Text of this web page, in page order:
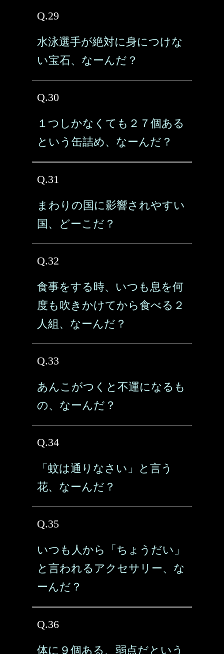
Q.29
水泳選手が絶対に身につけな
い宝石、なーんだ？
Q.30
１つしかなくても２７個ある
という缶詰め、なーんだ？
Q.31
まわりの国に影響されやすい
国、どーこだ？
Q.32
食事をする時、いつも息を何
度も吹きかけてから食べる２
人組、なーんだ？
Q.33
あんこがつくと不運になるも
の、なーんだ？
Q.34
「蚊は通りなさい」と言う
花、なーんだ？
Q.35
いつも人から「ちょうだい」
と言われるアクセサリー、な
ーんだ？
Q.36
体に９個ある、弱点だという